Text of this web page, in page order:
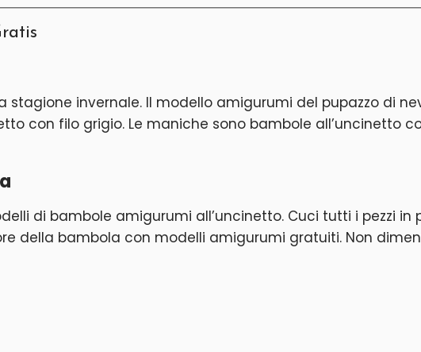
invernale. Il modello amigurumi del pupazzo di
con filo grigio. Le maniche sono bambole all’uncinetto
di bambole amigurumi all’uncinetto. Cuci tutti i pezzi in
della bambola con modelli amigurumi gratuiti. Non